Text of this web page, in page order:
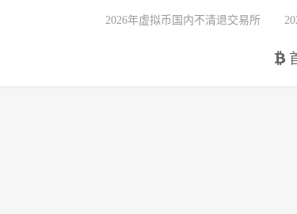
2026年虚拟币国内不清退交易所